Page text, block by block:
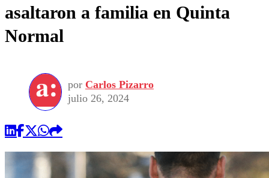
asaltaron a familia en Quinta
Normal
por Carlos Pizarro
julio 26, 2024